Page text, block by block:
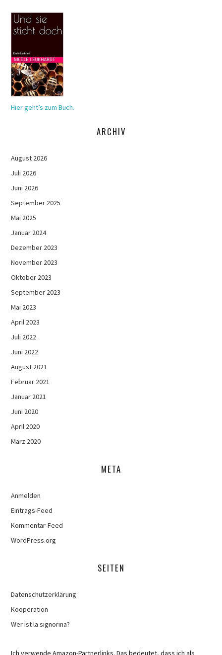
Hier geht’s zum Buch.
ARCHIV
August 2026
Juli 2026
Juni 2026
September 2025
Mai 2025
Januar 2024
Dezember 2023
November 2023
Oktober 2023
September 2023
Mai 2023
April 2023
Juli 2022
Juni 2022
August 2021
Februar 2021
Januar 2021
Juni 2020
April 2020
März 2020
META
Anmelden
Eintrags-Feed
Kommentar-Feed
WordPress.org
SEITEN
Datenschutzerklärung
Kooperation
Wer ist la signorina?
Ich verwende Amazon-Partnerlinks. Das bedeutet, dass ich als